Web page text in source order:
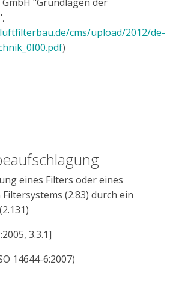
cms/upload/2012/de-
)
eines Filters oder eines
(2.83) durch ein
3.3.1]
14644-6:2007)